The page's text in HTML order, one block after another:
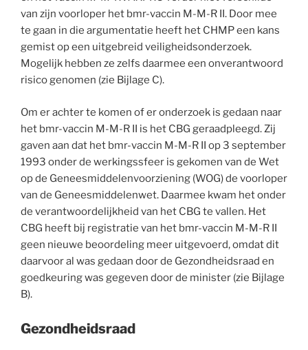
van zijn voorloper het bmr-vaccin M-M-R II. Door mee
te gaan in die argumentatie heeft het CHMP een kans
gemist op een uitgebreid veiligheidsonderzoek.
Mogelijk hebben ze zelfs daarmee een onverantwoord
risico genomen (zie Bijlage C).
Om er achter te komen of er onderzoek is gedaan naar
het bmr-vaccin M-M-R II is het CBG geraadpleegd. Zij
gaven aan dat het bmr-vaccin M-M-R II op 3 september
1993 onder de werkingssfeer is gekomen van de Wet
op de Geneesmiddelenvoorziening (WOG) de voorloper
van de Geneesmiddelenwet. Daarmee kwam het onder
de verantwoordelijkheid van het CBG te vallen. Het
CBG heeft bij registratie van het bmr-vaccin M-M-R II
geen nieuwe beoordeling meer uitgevoerd, omdat dit
daarvoor al was gedaan door de Gezondheidsraad en
goedkeuring was gegeven door de minister (zie Bijlage
B).
Gezondheidsraad